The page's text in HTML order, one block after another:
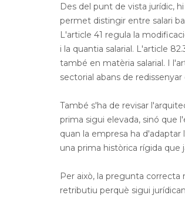
Des del punt de vista jurídic,
permet distingir entre salari
L'article 41 regula la
i la quantia salarial. L'article
també en matèria salarial. I
sectorial abans de
També s'ha de revisar
prima sigui elevada, sinó que
quan la empresa ha
una prima històrica rígida que
Per això, la pregunta
retributiu perquè sigui